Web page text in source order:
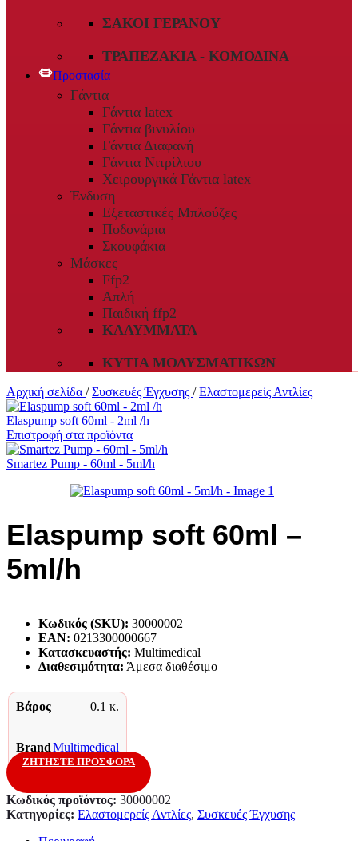
ΣΆΚΟΙ ΓΕΡΑΝΟΎ
ΤΡΑΠΕΖΆΚΙΑ - ΚΟΜΟΔΊΝΑ
Προστασία
Γάντια
Γάντια latex
Γάντια βινυλίου
Γάντια Διαφανή
Γάντια Νιτρίλιου
Χειρουργικά Γάντια latex
Ένδυση
Εξεταστικές Μπλούζες
Ποδονάρια
Σκουφάκια
Μάσκες
Ffp2
Απλή
Παιδική ffp2
ΚΑΛΎΜΜΑΤΑ
ΚΥΤΊΑ ΜΟΛΥΣΜΑΤΙΚΏΝ
Αρχική σελίδα / Συσκευές Έγχυσης / Ελαστομερείς Αντλίες
Elaspump soft 60ml - 2ml /h
Επιστροφή στα προϊόντα
Smartez Pump - 60ml - 5ml/h
Elaspump soft 60ml –
5ml/h
Κωδικός (SKU): 30000002
EAN: 0213300000667
Κατασκευαστής: Multimedical
Διαθεσιμότητα: Άμεσα διαθέσιμο
Βάρος 0.1 κ.
BrandMultimedical
ΖΗΤΗΣΤΕ ΠΡΟΣΦΟΡΑ
Κωδικός προϊόντος: 30000002
Κατηγορίες: Ελαστομερείς Αντλίες, Συσκευές Έγχυσης